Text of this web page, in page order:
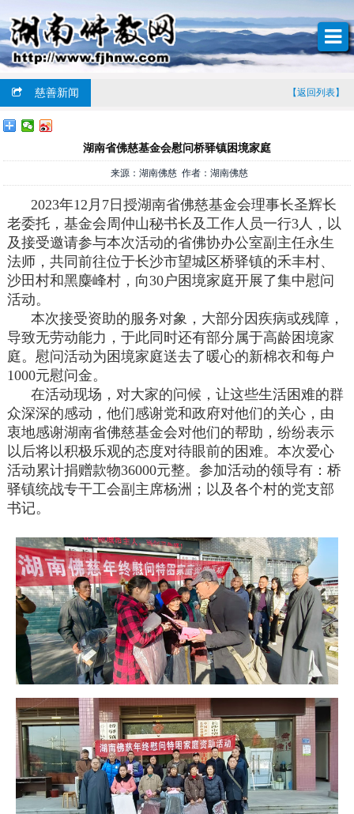
慈善新闻 【返回列表】
湖南省佛慈基金会慰问桥驿镇困境家庭
来源：湖南佛慈 作者：湖南佛慈
2023年12月7日授湖南省佛慈基金会理事长圣辉长
老委托，基金会周仲山秘书长及工作人员一行3人，以
及接受邀请参与本次活动的省佛协办公室副主任永生
法师，共同前往位于长沙市望城区桥驿镇的禾丰村、
沙田村和黑麋峰村，向30户困境家庭开展了集中慰问
活动。
本次接受资助的服务对象，大部分因疾病或残障，
导致无劳动能力，于此同时还有部分属于高龄困境家
庭。慰问活动为困境家庭送去了暖心的新棉衣和每户
1000元慰问金。
在活动现场，对大家的问候，让这些生活困难的群
众深深的感动，他们感谢党和政府对他们的关心，由
衷地感谢湖南省佛慈基金会对他们的帮助，纷纷表示
以后将以积极乐观的态度对待眼前的困难。本次爱心
活动累计捐赠款物36000元整。参加活动的领导有：桥
驿镇统战专干工会副主席杨洲；以及各个村的党支部
书记。